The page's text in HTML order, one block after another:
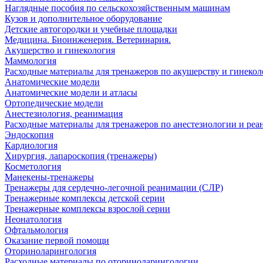
Наглядные пособия по сельскохозяйственным машинам
Кузов и дополнительное оборудование
Детские автогородки и учебные площадки
Медицина. Биоинженерия. Ветеринария.
Акушерство и гинекология
Маммология
Расходные материалы для тренажеров по акушерству и
Анатомические модели
Анатомические модели и атласы
Ортопедические модели
Анестезиология, реанимация
Расходные материалы для тренажеров по анестезиологии и
Эндоскопия
Кардиология
Хирургия, лапароскопия (тренажеры)
Косметология
Манекены-тренажеры
Тренажеры для сердечно-легочной реанимации (СЛР)
Тренажерные комплексы детской серии
Тренажерные комплексы взрослой серии
Неонатология
Офтальмология
Оказание первой помощи
Оториноларингология